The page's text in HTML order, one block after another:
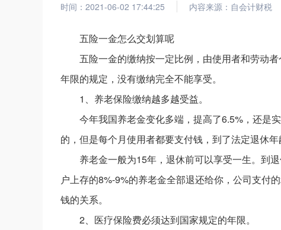
时间：2021-06-02 17:44:25 内容来源：自会计财税
五险一金怎么交划算呢
五险一金的缴纳按一定比例，由使用者和劳动
年限的规定，没有缴纳完全不能享受。
1、养老保险缴纳越多越受益。
今年我国养老金变化多端，提高了6.5%，还是
的，但是每个月使用者都要支付钱，到了法定退休
养老金一般为15年，退休前可以享受一生。到
户上存的8%-9%的养老金全部退还给你，公司支付
钱的关系。
2、医疗保险费必须达到国家规定的年限。